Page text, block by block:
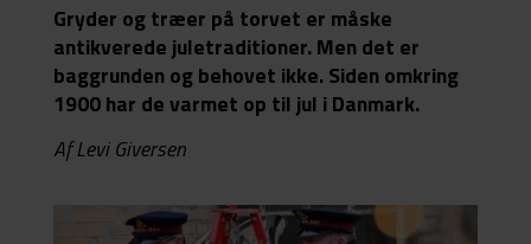
Gryder ogtræer på torvet er måske
antikverede juletraditioner. Men det er
baggrunden og behovet ikke.Siden omkring
1900 har de varmet op til jul i Danmark.
Af Levi Giversen